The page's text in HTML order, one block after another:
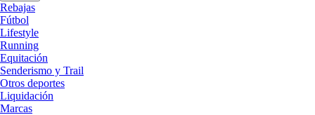
Rebajas
Fútbol
Lifestyle
Running
Equitación
Senderismo y Trail
Otros deportes
Liquidación
Marcas